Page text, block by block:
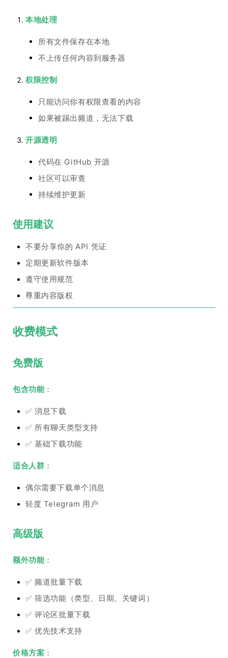
本地处理
所有文件保存在本地
不上传任何内容到服务器
权限控制
只能访问你有权限查看的内容
如果被踢出频道，无法下载
开源透明
代码在 GitHub 开源
社区可以审查
持续维护更新
使用建议
不要分享你的 API 凭证
定期更新软件版本
遵守使用规范
尊重内容版权
收费模式
免费版
包含功能：
✅ 消息下载
✅ 所有聊天类型支持
✅ 基础下载功能
适合人群 ：
偶尔需要下载单个消息
轻度 Telegram 用户
高级版
额外功能：
✅ 频道批量下载
✅ 筛选功能（类型、日期、关键词）
✅ 评论区批量下载
✅ 优先技术支持
价格方案 ：